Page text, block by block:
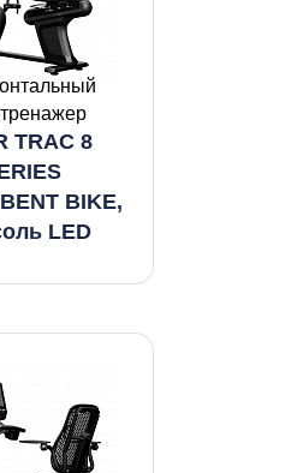
TRAC 8
BIKE,
LED